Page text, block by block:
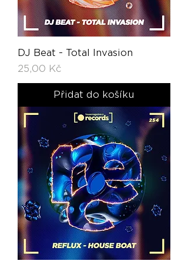
DJ Beat - Total Invasion
Cena
25,00 Kč
Přidat do košíku